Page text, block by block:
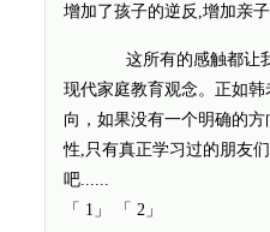
增加了孩子的逆反,增加亲
这所有的感触都让我
现代家庭教育观念。正如
向，如果没有一个明确的
性,只有真正学习过的朋友
吧......
「 1」 「 2」